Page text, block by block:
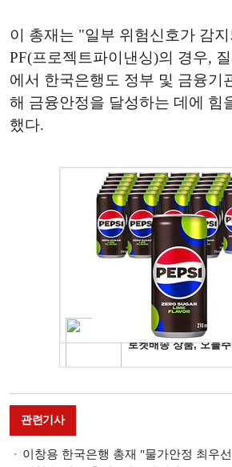
이 총재는 "일부 위험신호가 감
PF(프로젝트파이낸싱)의 경우,
에서 한국은행도 정부 및 금융기
해 금융안정을 달성하는 데에 힘
했다.
관련기사
이창용 한국은행 총재 "물가안정 최우선 추구…경기회복·금융안정